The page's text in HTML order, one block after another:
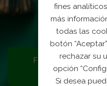
fines
más
todas las
botón
rechazar su
opción
Si desea
FOTOGRAFIAS